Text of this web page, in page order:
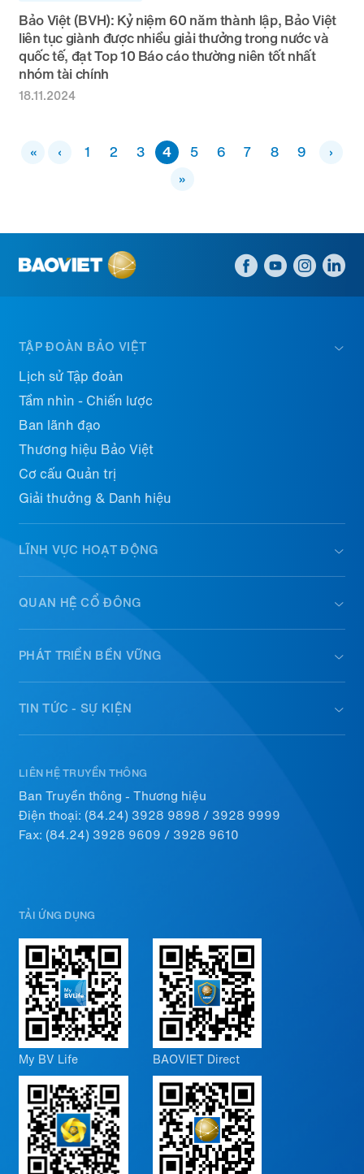
Bảo Việt (BVH): Kỷ niệm 60 năm thành lập, Bảo Việt
liên tục giành được nhiều giải thưởng trong nước và
quốc tế, đạt Top 10 Báo cáo thường niên tốt nhất
nhóm tài chính
18.11.2024
Pagination
First page
«
Trang trước
‹ Trang
1 Trang
2 Trang
3
Trang hiện thời
4 Trang
5 Trang
6 Trang
7 Trang
8 Trang
9Next page
›
Last page
»
TẬP ĐOÀN BẢO VIỆT
Lịch sử Tập đoàn
Tầm nhìn - Chiến lược
Ban lãnh đạo
Thương hiệu Bảo Việt
Cơ cấu Quản trị
Giải thưởng & Danh hiệu
LĨNH VỰC HOẠT ĐỘNG
QUAN HỆ CỔ ĐÔNG
PHÁT TRIỂN BỀN VỮNG
TIN TỨC - SỰ KIỆN
LIÊN HỆ TRUYỀN THÔNG
Ban Truyền thông - Thương hiệu
Điện thoại: (84.24) 3928 9898 / 3928 9999
Fax: (84.24) 3928 9609 / 3928 9610
TẢI ỨNG DỤNG
My BV Life BAOVIET Direct